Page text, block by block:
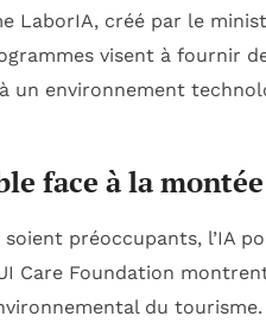
LaborIA, créé par le
visent à fournir
un environnement
face à la
soient préoccupants, l’IA
Care Foundation
du